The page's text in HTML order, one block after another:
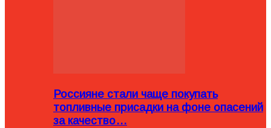
Россияне стали чаще покупать
топливные присадки на фоне опасений
за качество…